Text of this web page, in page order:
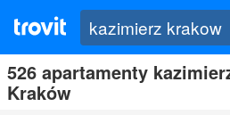
526 apartamenty
Kraków